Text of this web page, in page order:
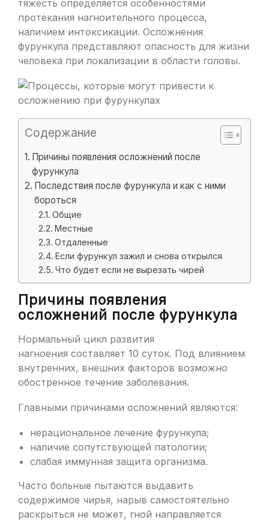
тяжесть определяется особенностями
протекания нагноительного процесса,
наличием интоксикации. Осложнения
фурункула представляют опасность для жизни
человека при локализации в области головы.
Содержание
Причины появления осложнений после
фурункула
Последствия после фурункула и как с ними
бороться
Общие
Местные
Отдаленные
Если фурункул зажил и снова открылся
Что будет если не вырезать чирей
Причины появления
осложнений после фурункула
Нормальный цикл развития
нагноения составляет 10 суток. Под влиянием
внутренних, внешних факторов возможно
обостренное течение заболевания.
Главными причинами осложнений являются:
нерациональное лечение фурункула;
наличие сопутствующей патологии;
слабая иммунная защита организма.
Часто больные пытаются выдавить
содержимое чирья, нарыв самостоятельно
раскрыться не может, гной направляется